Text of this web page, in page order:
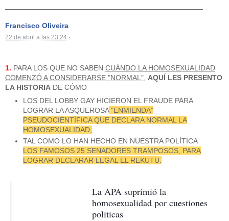
Francisco Oliveira
22 de abril a las 23:24 ·
1. PARA LOS QUE NO SABEN CUÁNDO LA HOMOSEXUALIDAD
COMENZÓ A CONSIDERARSE "NORMAL" AQUÍ LES PRESENTO
LA HISTORIA DE CÓMO
LOS DEL LOBBY GAY HICIERON EL FRAUDE PARA
LOGRAR LA ASQUEROSA "ENMIENDA"
PSEUDOCIENTÍFICA QUE DECLARA NORMAL LA
HOMOSEXUALIDAD,
TAL COMO LO HAN HECHO EN NUESTRA POLÍTICA
LOS FAMOSOS 25 SENADORES TRAMPOSOS, PARA
LOGRAR DECLARAR LEGAL EL REKUTU.
La APA suprimió la
homosexualidad por cuestiones
politicas